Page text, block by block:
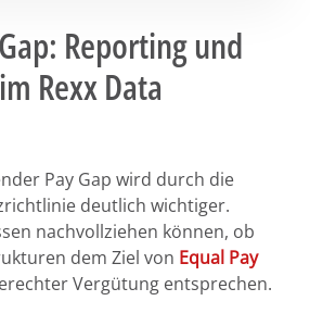
Reporting und
Rexx Data
Pay Gap wird durch die
deutlich wichtiger.
nachvollziehen können, ob
dem Ziel von Equal Pay
Vergütung entsprechen.